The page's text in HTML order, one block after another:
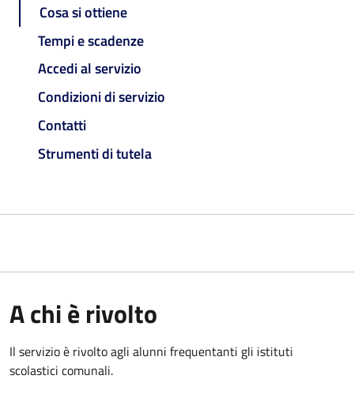
Cosa si ottiene
Tempi e scadenze
Accedi al servizio
Condizioni di servizio
Contatti
Strumenti di tutela
A chi è rivolto
Il servizio è rivolto agli alunni frequentanti gli istituti
scolastici comunali.